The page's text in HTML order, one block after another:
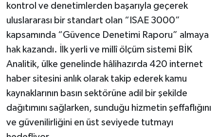
kontrol ve denetimlerden başarıyla geçerek
uluslararası bir standart olan “ISAE 3000”
kapsamında “Güvence Denetimi Raporu” almaya
hak kazandı. İlk yerli ve millî ölçüm sistemi BİK
Analitik, ülke genelinde hâlihazırda 420 internet
haber sitesini anlık olarak takip ederek kamu
kaynaklarının basın sektörüne adil bir şekilde
dağıtımını sağlarken, sunduğu hizmetin şeffaflığını
ve güvenilirliğini en üst seviyede tutmayı